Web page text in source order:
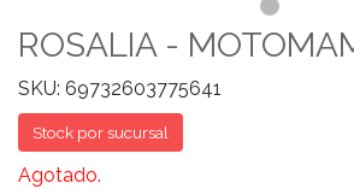
ROSALIA -
SKU: 69732603775641
Stock por sucursal
Agotado.